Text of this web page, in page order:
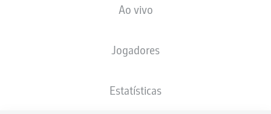
Ao vivo
Jogadores
Estatísticas